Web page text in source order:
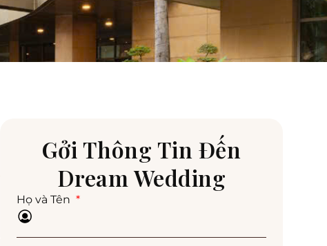
Gởi Thông Tin Đến
Dream Wedding
Họ và Tên